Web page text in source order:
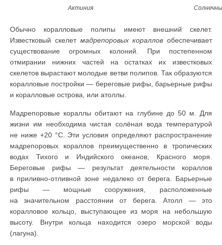
Актиния
Обычно коралловые полипы имеют внешний скелет.
Известковый скелет мадрепоровых кораллов обеспечивает
существование огромных колоний. При постепенном
отмирании нижних частей на остатках их известковых
скелетов вырастают молодые ветви полипов. Так образуются
коралловые постройки — береговые рифы, барьерные рифы
и коралловые острова, или атоллы.
Мадрепоровые кораллы обитают на глубине до 50 м. Для
жизни им необходима чистая солёная вода температурой
не ниже +20 °С. Эти условия определяют распространение
мадрепоровых кораллов преимущественно в тропических
водах Тихого и Индийского океанов, Красного моря.
Береговые рифы — результат деятельности кораллов
в приливно-отливной зоне недалеко от берега. Барьерные
рифы — мощные сооружения, расположенные
на значительном расстоянии от берега. Атолл — это
коралловое кольцо, выступающее из моря на небольшую
высоту. Внутри кольца находится озеро морской воды
(лагуна).